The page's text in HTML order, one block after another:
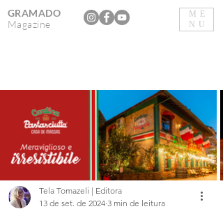
ME
NU
GRAMADO
Magazine
Tela Tomazeli | Editora
13 de set. de 2024 3 min de leitura